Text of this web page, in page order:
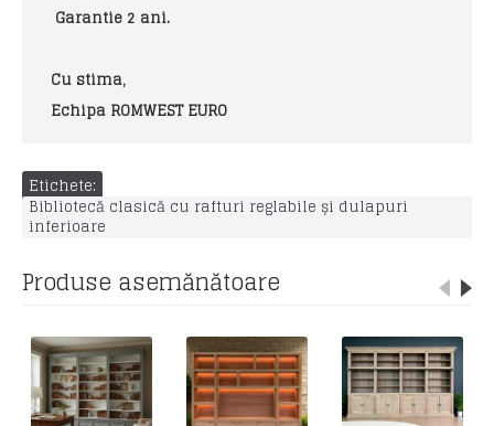
Garantie 2 ani.
Cu stima,
Echipa ROMWEST EURO
Etichete:
Bibliotecă clasică cu rafturi reglabile și dulapuri
inferioare
Produse asemănătoare